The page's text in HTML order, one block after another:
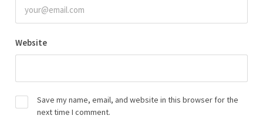
Website
Save my name, email, and website in this browser for the
next time I comment.